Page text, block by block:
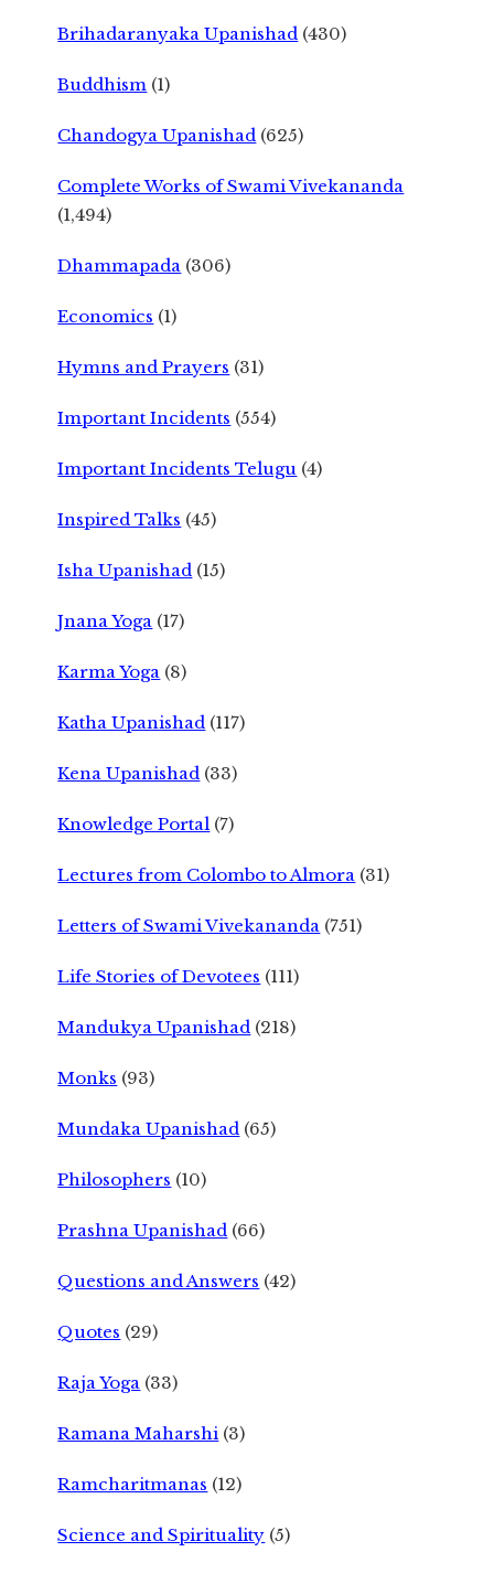
Brihadaranyaka Upanishad (430)
Buddhism (1)
Chandogya Upanishad (625)
Complete Works of Swami Vivekananda
(1,494)
Dhammapada (306)
Economics (1)
Hymns and Prayers (31)
Important Incidents (554)
Important Incidents Telugu (4)
Inspired Talks (45)
Isha Upanishad (15)
Jnana Yoga (17)
Karma Yoga (8)
Katha Upanishad (117)
Kena Upanishad (33)
Knowledge Portal (7)
Lectures from Colombo to Almora (31)
Letters of Swami Vivekananda (751)
Life Stories of Devotees (111)
Mandukya Upanishad (218)
Monks (93)
Mundaka Upanishad (65)
Philosophers (10)
Prashna Upanishad (66)
Questions and Answers (42)
Quotes (29)
Raja Yoga (33)
Ramana Maharshi (3)
Ramcharitmanas (12)
Science and Spirituality (5)